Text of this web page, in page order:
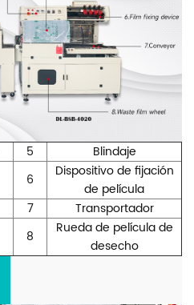
5
Blindaje
6
Dispositivo de fijación
de película
7
Transportador
8
Rueda de película de
desecho